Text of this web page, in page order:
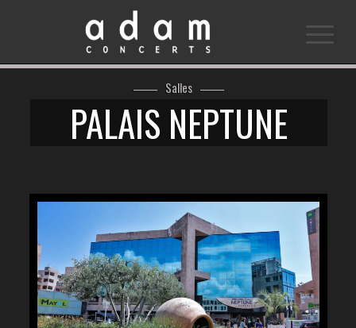
Salles
PALAIS NEPTUNE